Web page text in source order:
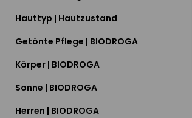
Hauttyp | Hautzustand
Getönte Pflege | BIODROGA
Körper | BIODROGA
Sonne | BIODROGA
Herren | BIODROGA